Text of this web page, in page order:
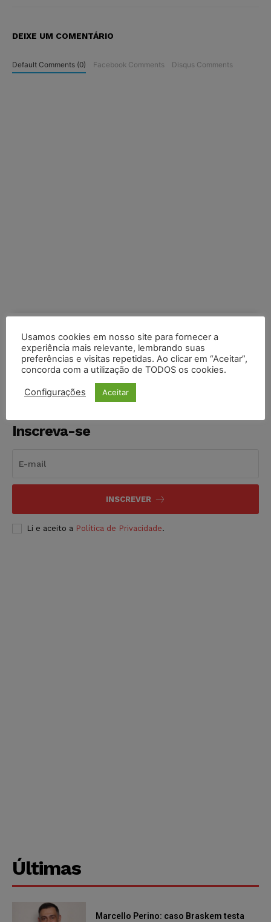
DEIXE UM COMENTÁRIO
Default Comments (0) Facebook Comments Disqus Comments
COMPARTILHE
Inscreva-se
INSCREVER
Li e aceito a Política de Privacidade.
Últimas
Marcello Perino: caso Braskem testa
Usamos cookies em nosso site para fornecer a
experiência mais relevante, lembrando suas
preferências e visitas repetidas. Ao clicar em “Aceitar”,
concorda com a utilização de TODOS os cookies.
Configurações Aceitar